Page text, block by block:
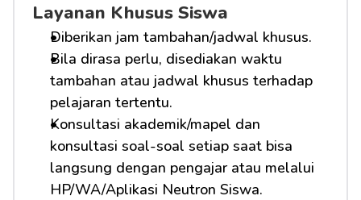
Layanan Khusus Siswa
Diberikan jam tambahan/jadwal khusus.
Bila dirasa perlu, disediakan waktu
tambahan atau jadwal khusus terhadap
pelajaran tertentu.
Konsultasi akademik/mapel dan
konsultasi soal-soal setiap saat bisa
langsung dengan pengajar atau melalui
HP/WA/Aplikasi Neutron Siswa.